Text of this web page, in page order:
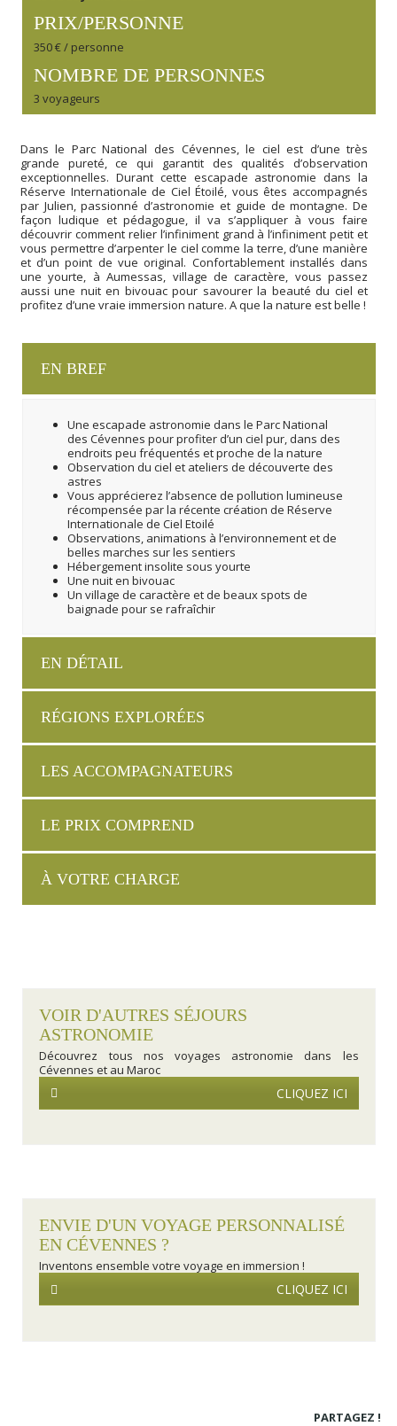
PRIX/PERSONNE
350 € / personne
NOMBRE DE PERSONNES
3 voyageurs
Dans le Parc National des Cévennes, le ciel est d’une très
grande pureté, ce qui garantit des qualités d’observation
exceptionnelles. Durant cette escapade astronomie dans la
Réserve Internationale de Ciel Étoilé, vous êtes accompagnés
par Julien, passionné d’astronomie et guide de montagne. De
façon ludique et pédagogue, il va s’appliquer à vous faire
découvrir comment relier l’infiniment grand à l’infiniment petit et
vous permettre d’arpenter le ciel comme la terre, d’une manière
et d’un point de vue original. Confortablement installés dans
une yourte, à Aumessas, village de caractère, vous passez
aussi une nuit en bivouac pour savourer la beauté du ciel et
profitez d’une vraie immersion nature. A que la nature est belle !
EN BREF
Une escapade astronomie dans le Parc National
des Cévennes pour profiter d’un ciel pur, dans des
endroits peu fréquentés et proche de la nature
Observation du ciel et ateliers de découverte des
astres
Vous apprécierez l’absence de pollution lumineuse
récompensée par la récente création de Réserve
Internationale de Ciel Etoilé
Observations, animations à l’environnement et de
belles marches sur les sentiers
Hébergement insolite sous yourte
Une nuit en bivouac
Un village de caractère et de beaux spots de
baignade pour se rafraîchir
EN DÉTAIL
RÉGIONS EXPLORÉES
LES ACCOMPAGNATEURS
LE PRIX COMPREND
À VOTRE CHARGE
VOIR D'AUTRES SÉJOURS
ASTRONOMIE
Découvrez tous nos voyages astronomie dans les
Cévennes et au Maroc
CLIQUEZ ICI
ENVIE D'UN VOYAGE PERSONNALISÉ
EN CÉVENNES ?
Inventons ensemble votre voyage en immersion !
CLIQUEZ ICI
PARTAGEZ !